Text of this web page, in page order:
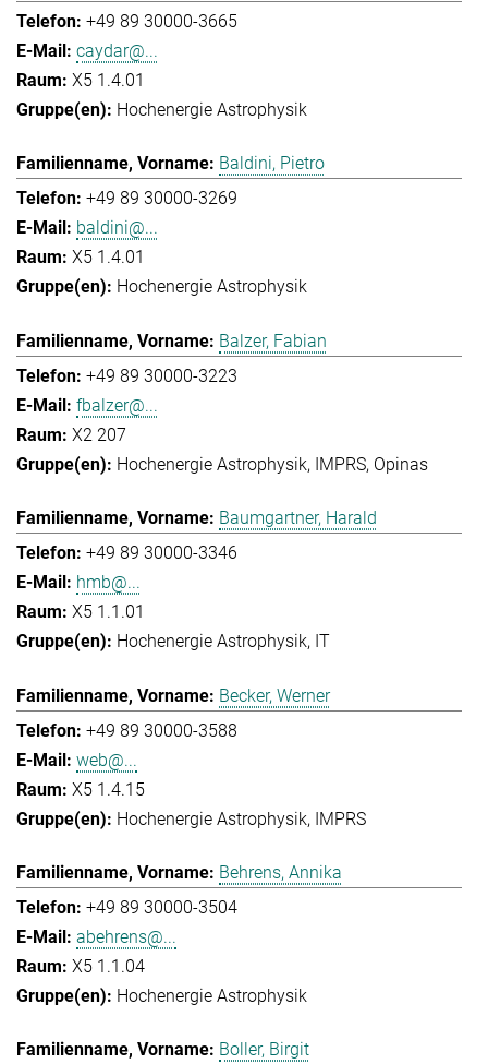
+49 89 30000-3665
caydar@...
X5 1.4.01
Hochenergie Astrophysik
Baldini, Pietro
+49 89 30000-3269
baldini@...
X5 1.4.01
Hochenergie Astrophysik
Balzer, Fabian
+49 89 30000-3223
fbalzer@...
X2 207
Hochenergie Astrophysik IMPRS Opinas
Baumgartner, Harald
+49 89 30000-3346
hmb@...
X5 1.1.01
Hochenergie Astrophysik IT
Becker, Werner
+49 89 30000-3588
web@...
X5 1.4.15
Hochenergie Astrophysik IMPRS
Behrens, Annika
+49 89 30000-3504
abehrens@...
X5 1.1.04
Hochenergie Astrophysik
Boller, Birgit